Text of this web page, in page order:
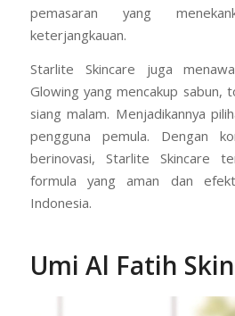
pemasaran yang
keterjangkauan.
Starlite Skincare juga
Glowing yang mencakup sabun,
siang malam. Menjadikannya
pengguna pemula. Dengan
berinovasi, Starlite Skincare
formula yang aman dan
Indonesia.
Umi Al Fatih